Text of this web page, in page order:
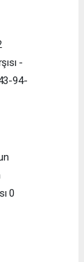
-
94-
0